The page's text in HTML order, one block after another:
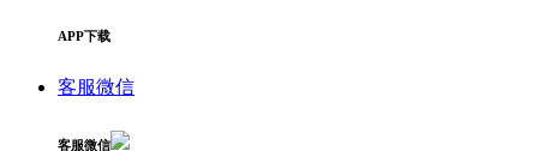
APP下载
客服微信
客服微信